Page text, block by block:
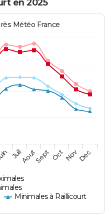
en 2025
Météo France
Minimales à Raillicourt
JuilAoutSept OctNovDec